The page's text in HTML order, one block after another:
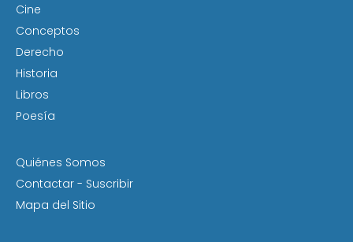
Cine
Conceptos
Derecho
Historia
Libros
Poesía
Quiénes Somos
Contactar - Suscribir
Mapa del Sitio